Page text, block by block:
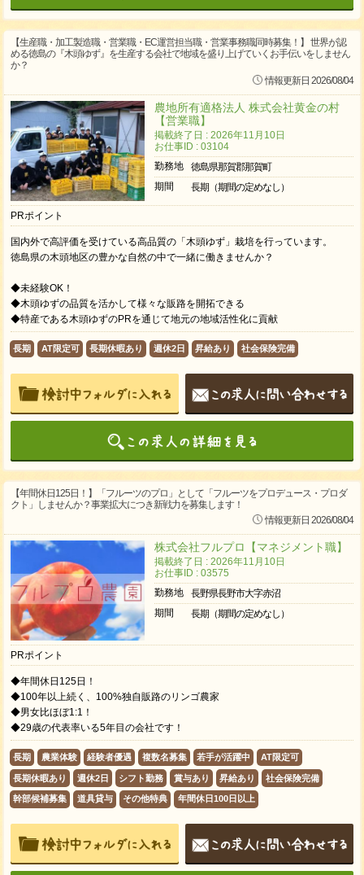
【生産職・加工製造職・営業職・EC運営担当職・営業事務職同時募集！】 世界が認
める徳島の『木頭ゆず』を生産する会社で地域を盛り上げていくお手伝いをしません
か？
情報更新日 2026/08/04
農地所有適格法人 株式会社黄金の村
【営業職】
掲載終了日 : 2026年11月10日
お仕事ID : 03104
勤務地
徳島県那賀郡那賀町
期間
長期（期間の定めなし）
PRポイント
国内外で高評価を受けている高品質の「木頭ゆず」栽培を行っています。
徳島県の木頭地区の豊かな自然の中で一緒に働きませんか？
◆未経験OK！
◆木頭ゆずの品質を活かして様々な販路を開拓できる
◆特産である木頭ゆずのPRを通じて地元の地域活性化に貢献
長期 AT限定可 長期休暇あり 週休2日 昇給あり 社会保険完備
【年間休日125日！】「フルーツのプロ」として「フルーツをプロデュース・プロダ
クト」しませんか？事業拡大につき新戦力を募集します！
情報更新日 2026/08/04
株式会社フルプロ【マネジメント職】
掲載終了日 : 2026年11月10日
お仕事ID : 03575
勤務地
長野県長野市大字赤沼
期間
長期（期間の定めなし）
PRポイント
◆年間休日125日！
◆100年以上続く、100%独自販路のリンゴ農家
◆男女比ほぼ1:1！
◆29歳の代表率いる5年目の会社です！
長期 農業体験 経験者優遇 複数名募集 若手が活躍中 AT限定可
長期休暇あり 週休2日 シフト勤務 賞与あり 昇給あり 社会保険完備
幹部候補募集 道具貸与 その他特典 年間休日100日以上